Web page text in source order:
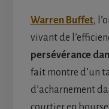
Warren Buffet,
vivant de
persévérance
fait montre d’un
d’acharnement